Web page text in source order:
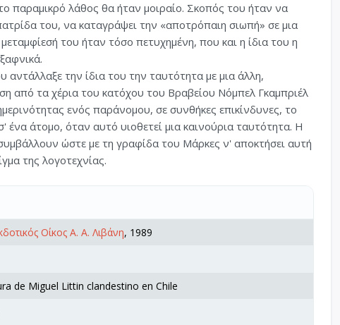
παραμικρό λάθος θα ήταν μοιραίο. Σκοπός του ήταν να
του, να καταγράψει την «αποτρόπαιη σιωπή» σε μια
του ήταν τόσο πετυχημένη, που και η ίδια του η
αντάλλαξε την ίδια του την ταυτότητα με μια άλλη,
από τα χέρια του κατόχου του Βραβείου Νόμπελ Γκαμπριέλ
ενός παράνομου, σε συνθήκες επικίνδυνες, το
ένα άτομο, όταν αυτό υιοθετεί μια καινούρια ταυτότητα. Η
ώστε με τη γραφίδα του Μάρκες ν' αποκτήσει αυτή
της λογοτεχνίας.
Οίκος Α. Α. Λιβάνη, 1989
de Miguel Littin clandestino en Chile